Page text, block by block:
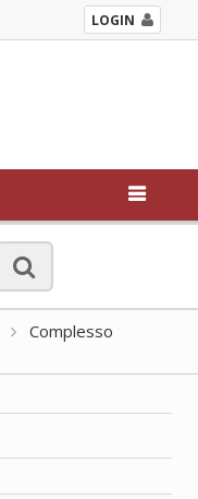
LOGIN
Complesso